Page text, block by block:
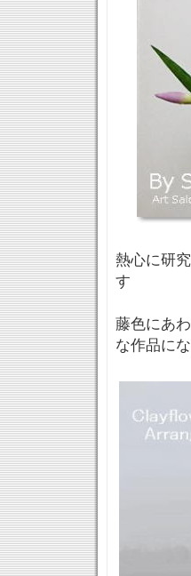
熱心に研
す
藤色にあ
な作品に